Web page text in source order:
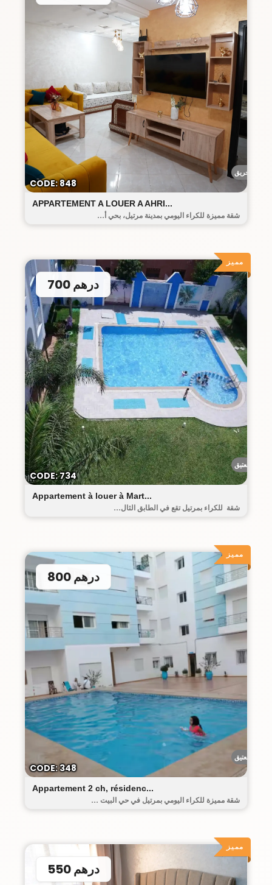
أحريق
APPARTEMENT A LOUER A AHRI...
شقة مميزة للكراء اليومي بمدينة مرتيل، بحي أ...
CODE: 848
مميز
البيت العتيق
Appartement à louer à Mart...
700 درهم
شقة للكراء بمرتيل تقع في الطابق الثال...
CODE: 734
مميز
البيت العتيق
Appartement 2 ch, résidenc...
800 درهم
شقة مميزة للكراء اليومي بمرتيل في حي البيت ...
CODE: 348
مميز
550 درهم